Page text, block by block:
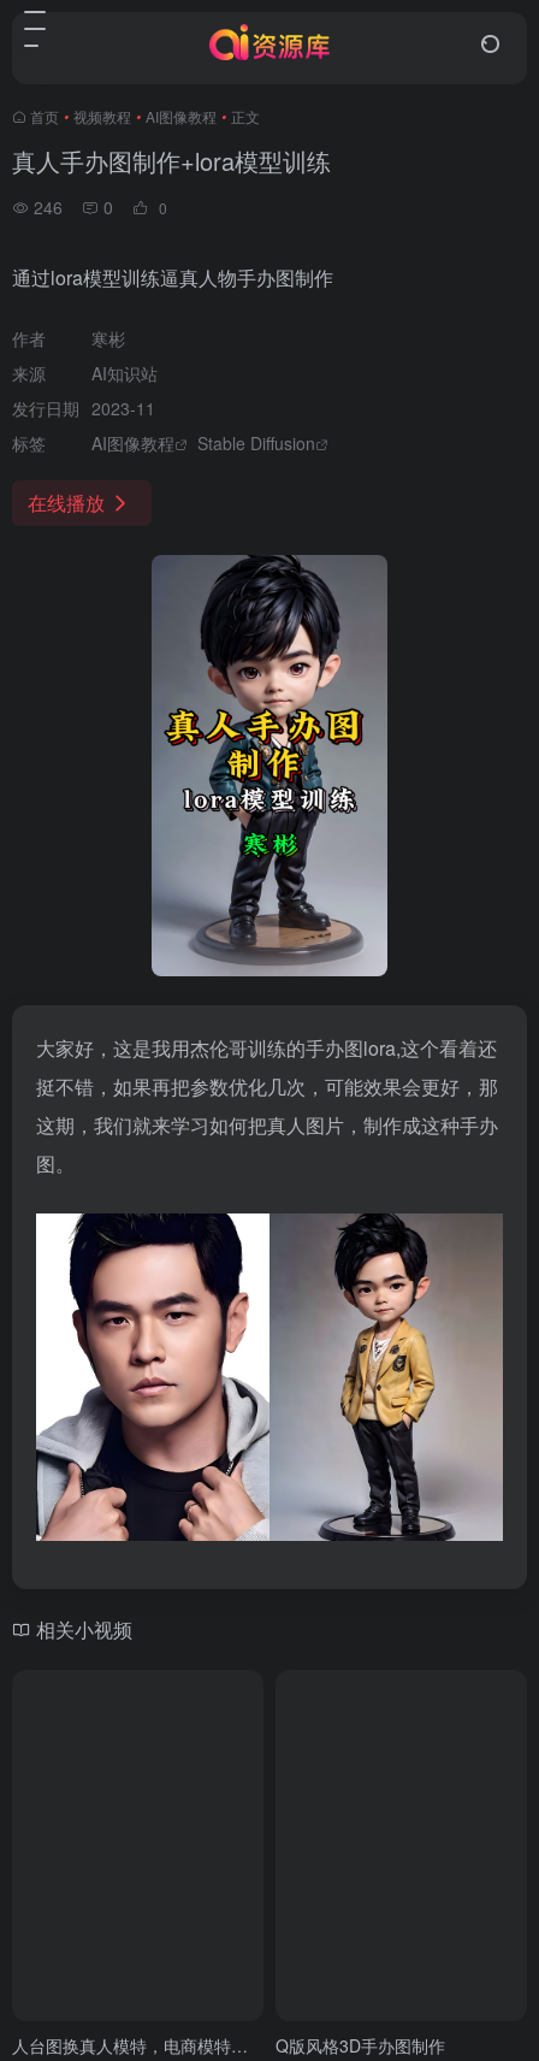
首页 • 视频教程 • AI图像教程 • 正文
真人手办图制作+lora模型训练
246 0 0
通过lora模型训练逼真人物手办图制作
作者
寒彬
来源
AI知识站
发行日期 2023-11
标签
AI图像教程 Stable Diffusion
在线播放
大家好，这是我用杰伦哥训练的手办图lora,这个看着还
挺不错，如果再把参数优化几次，可能效果会更好，那
这期，我们就来学习如何把真人图片，制作成这种手办
图。
相关小视频
人台图换真人模特，电商模特换装 Q版风格3D手办图制作